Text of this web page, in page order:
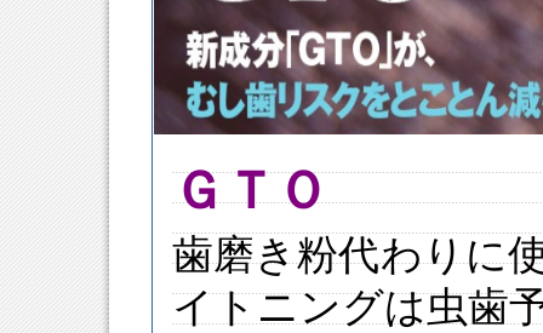
ＧＴＯ
歯磨き粉代わりに
イトニングは虫歯